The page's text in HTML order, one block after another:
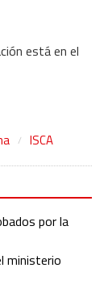
está en el
ISCA
por la
ministerio